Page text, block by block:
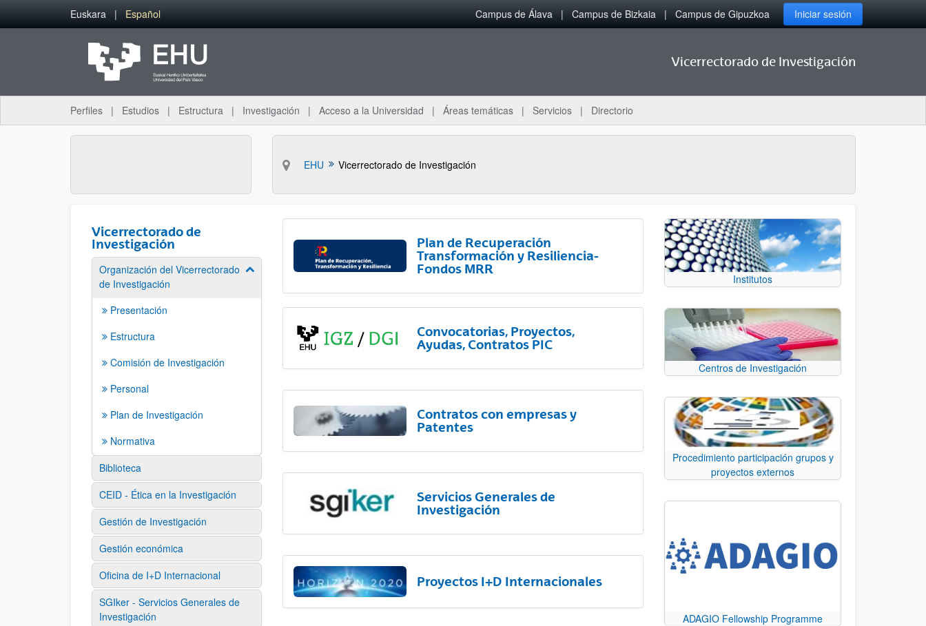
Saltar al contenido principal
Euskara Español Campus de Álava Campus de Bizkaia Campus de Gipuzkoa Iniciar sesión
Vicerrectorado de Investigación
Perfiles Estudios Estructura Investigación Acceso a la Universidad Áreas temáticas Servicios Directorio
EHU Vicerrectorado de Investigación
Vicerrectorado de
Investigación
Organización del Vicerrectorado
de Investigación
Mostrar/ocultar subpáginas
Presentación
Estructura
Comisión de Investigación
Personal
Plan de Investigación
Normativa
Biblioteca
CEID - Ética en la Investigación
Gestión de Investigación
Gestión económica
Oficina de I+D Internacional
SGIker - Servicios Generales de
Investigación
Plan de Recuperación
Transformación y Resiliencia-
Fondos MRR
Convocatorias, Proyectos,
Ayudas, Contratos PIC
Contratos con empresas y
Patentes
Servicios Generales de
Investigación
Proyectos I+D Internacionales
Institutos
Centros de Investigación
Procedimiento participación grupos y
proyectos externos
ADAGIO Fellowship Programme